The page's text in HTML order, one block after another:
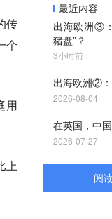
传
个
用
上
最近内容
出海欧洲③
猪盘”？
3小时前
出海欧洲②：
2026-08-04
在英国，中
2026-07-27
阅